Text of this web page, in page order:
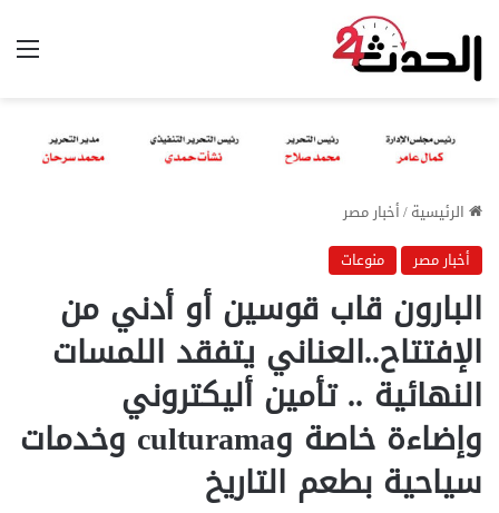
الرئيسية/أخبار مصر
أخبار مصر
منوعات
البارون قاب قوسين أو أدني من
الإفتتاح..العناني يتفقد اللمسات
النهائية .. تأمين أليكتروني
وإضاءة خاصة وculturama وخدمات
سياحية بطعم التاريخ